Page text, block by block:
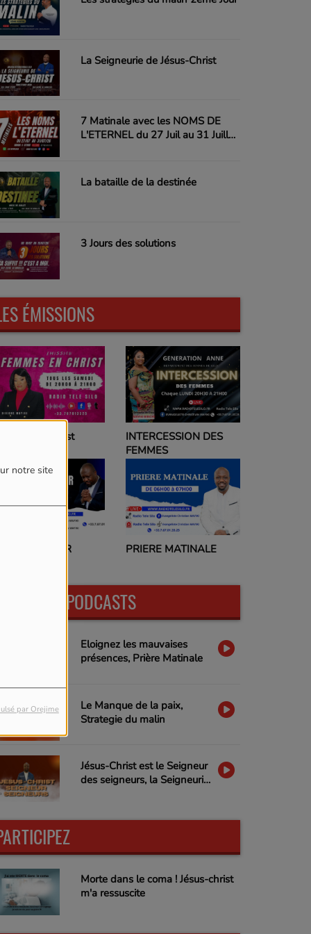
notre site
par Orejime
La Seigneurie de Jésus-Christ
7 Matinale avec les NOMS DE
L'ETERNEL du 27 Juil au 31 Juillet
La bataille de la destinée
3 Jours des solutions
ÉMISSIONS
en Christ
DU SOIR
INTERCESSION DES
FEMMES
PRIERE MATINALE
PODCASTS
Eloignez les mauvaises
présences, Prière Matinale
Le Manque de la paix,
Strategie du malin
Jésus-Christ est le Seigneur
des seigneurs, la Seigneurie
Morte dans le coma ! Jésus-christ
m'a ressuscite